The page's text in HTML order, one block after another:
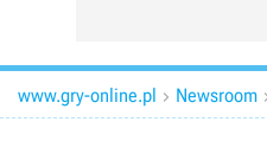
www.gry-online.pl  Newsroom